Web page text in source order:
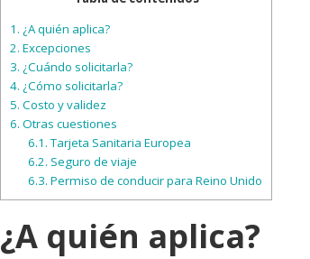
1. ¿A quién aplica?
2. Excepciones
3. ¿Cuándo solicitarla?
4. ¿Cómo solicitarla?
5. Costo y validez
6. Otras cuestiones
6.1.Tarjeta Sanitaria Europea
6.2. Seguro de viaje
6.3. Permiso de conducir para Reino Unido
¿A quién aplica?